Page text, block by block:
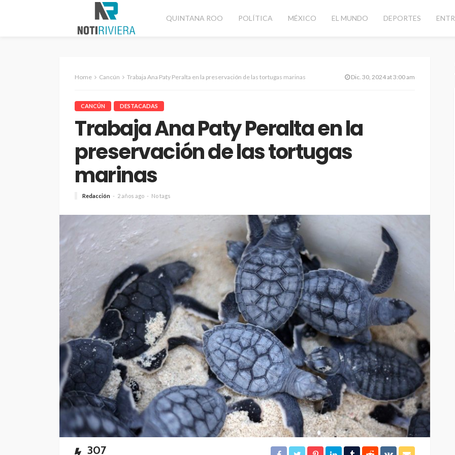
QUINTANA ROO POLÍTICA MÉXICO EL MUNDO DEPORTES
Home Cancún Trabaja Ana Paty Peralta en la preservación de las tortugas marinas Dic. 30, 2024 at 3:00 am
CANCÚN DESTACADAS
Trabaja Ana Paty Peralta en la
preservación de las tortugas
marinas
Redacción 2 años ago No tags
307
CANCÚN
Blindan la higiene en
restaurantes
Redacción 5 horas ago 16
CANCÚN
Acuífero, al centro de la
agenda hídrica
Redacción 5 horas ago